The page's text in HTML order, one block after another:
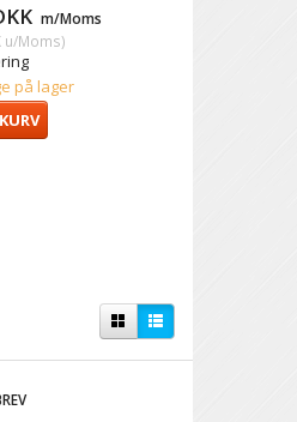
m/Moms
u/Moms)
på lager